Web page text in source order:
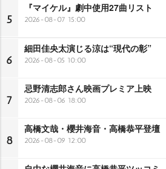
5
『マイケル』劇中使用27曲リスト
2026-08-07 15:00
6
細田佳央太演じる涼は“現代の彰”
2026-08-05 10:00
7
忌野清志郎さん映画プレミア上映
2026-08-06 18:00
8
高橋文哉・櫻井海音・高橋恭平登壇
2026-08-09 12:00